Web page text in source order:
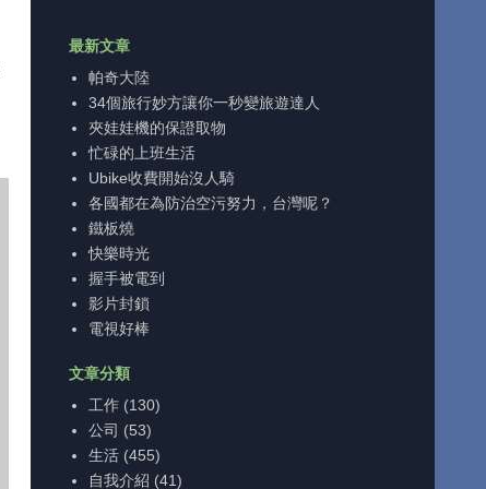
最新文章
帕奇大陸
34個旅行妙方讓你一秒變旅遊達人
夾娃娃機的保證取物
忙碌的上班生活
Ubike收費開始沒人騎
各國都在為防治空污努力，台灣呢？
鐵板燒
快樂時光
握手被電到
影片封鎖
電視好棒
文章分類
工作 (130)
公司 (53)
生活 (455)
自我介紹 (41)